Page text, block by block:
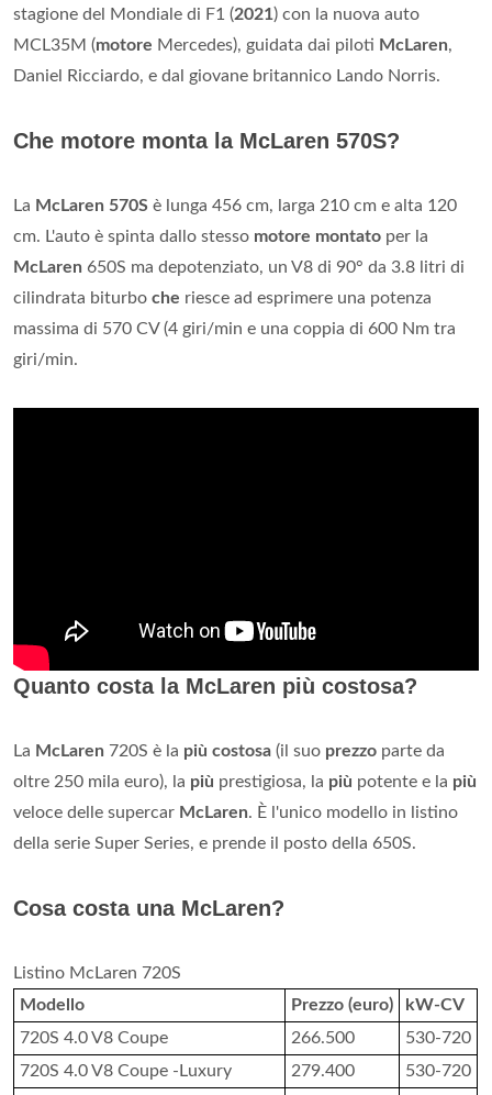
stagione del Mondiale di F1 (2021) con la nuova auto
MCL35M (motore Mercedes), guidata dai piloti McLaren,
Daniel Ricciardo, e dal giovane britannico Lando Norris.
Che motore monta la McLaren 570S?
La McLaren 570S è lunga 456 cm, larga 210 cm e alta 120
cm. L'auto è spinta dallo stesso motore montato per la
McLaren 650S ma depotenziato, un V8 di 90° da 3.8 litri di
cilindrata biturbo che riesce ad esprimere una potenza
massima di 570 CV (4 giri/min e una coppia di 600 Nm tra
giri/min.
Quanto costa la McLaren più costosa?
La McLaren 720S è la più costosa (il suo prezzo parte da
oltre 250 mila euro), la più prestigiosa, la più potente e la più
veloce delle supercar McLaren. È l'unico modello in listino
della serie Super Series, e prende il posto della 650S.
Cosa costa una McLaren?
Listino McLaren 720S
Modello
Prezzo (euro)
kW-CV
720S 4.0 V8 Coupe
266.500
530-720
720S 4.0 V8 Coupe -Luxury
279.400 530-720